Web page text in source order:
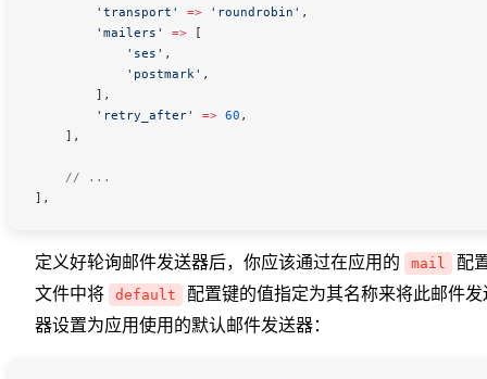
        'transport'
=> 'roundrobin' ,
        'mailers'
=> [
            'ses'
,
            'postmark'
,
        ],
        'retry_after'
=> 60 ,
    ],
    // ...
],
定义好轮询邮件发送器后，你应该通过在应用的 mail
配
文件中将
default
配置键的值指定为其名称来将此邮件发
器设置为应用使用的默认邮件发送器：